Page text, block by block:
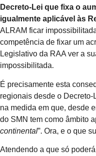
Decreto-Lei que fixa o
igualmente aplicável às
ALRAM ficar
competência de fixar um
Legislativo da RAA ver a
impossibilitada.
É precisamente esta
regionais desde o
na medida em que, desde
do SMN tem como âmbito
continental”. Ora, e o que
Atendendo a que só